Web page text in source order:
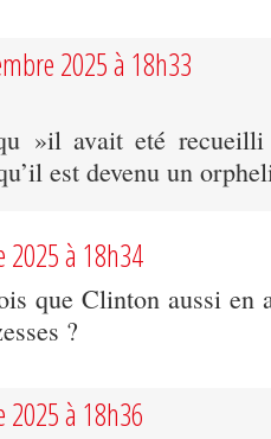
2025 à 18h33
»il avait eté recueilli
est devenu un
2025 à 18h34
que Clinton aussi en
?
2025 à 18h36